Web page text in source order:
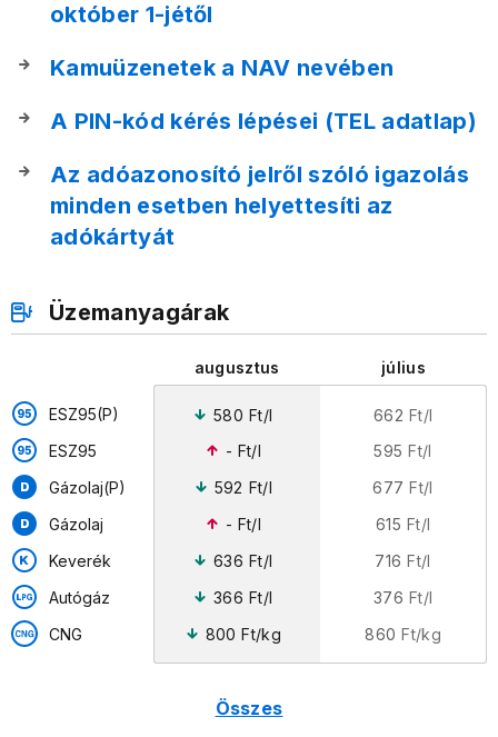
október 1-jétől
Kamuüzenetek a NAV nevében
A PIN-kód kérés lépései (TEL adatlap)
Az adóazonosító jelről szóló igazolás
minden esetben helyettesíti az
adókártyát
Üzemanyagárak
augusztus július
ESZ95(P) 580 Ft/l 662 Ft/l
ESZ95
- Ft/l 595 Ft/l
Gázolaj(P)
592 Ft/l 677 Ft/l
Gázolaj
- Ft/l 615 Ft/l
Keverék
636 Ft/l 716 Ft/l
Autógáz
366 Ft/l 376 Ft/l
CNG
800 Ft/kg 860 Ft/kg
Összes